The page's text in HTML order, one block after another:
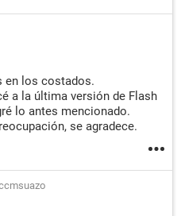
en los costados.
a la última versión de Flash
lo antes mencionado.
se agradece.